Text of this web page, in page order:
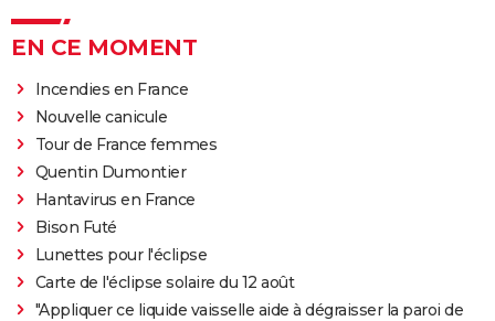
EN CE MOMENT
Incendies en France
Nouvelle canicule
Tour de France femmes
Quentin Dumontier
Hantavirus en France
Bison Futé
Lunettes pour l'éclipse
Carte de l'éclipse solaire du 12 août
"Appliquer ce liquide vaisselle aide à dégraisser la paroi de